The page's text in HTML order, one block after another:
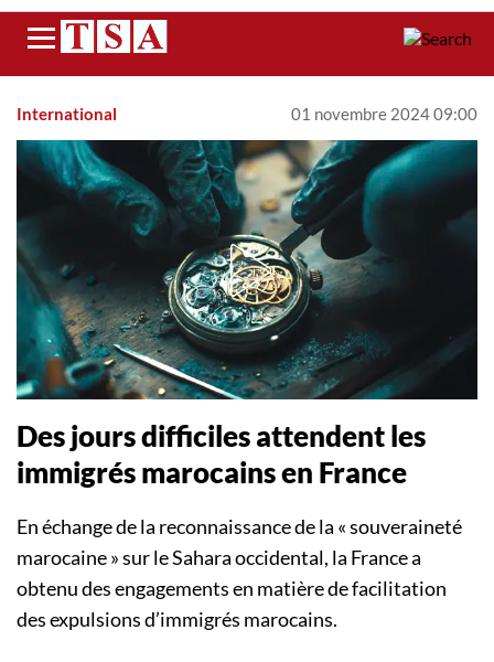
Menu
International 01 novembre 2024 09:00
Des jours difficiles attendent les
immigrés marocains en France
En échange de la reconnaissance de la « souveraineté
marocaine » sur le Sahara occidental, la France a
obtenu des engagements en matière de facilitation
des expulsions d’immigrés marocains.